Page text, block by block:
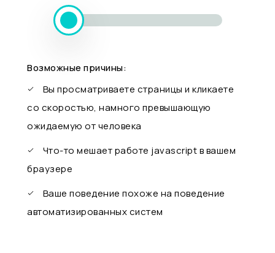
Возможные причины:
Вы просматриваете страницы и кликаете
со скоростью, намного превышающую
ожидаемую от человека
Что-то мешает работе javascript в вашем
браузере
Ваше поведение похоже на поведение
автоматизированных систем